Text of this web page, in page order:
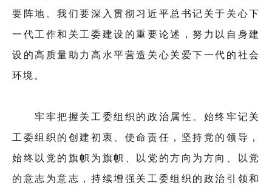
要阵地。我们要深入贯彻习近平总书记关于关心下
一代工作和关工委建设的重要论述，努力以自身建
设的高质量助力高水平营造关心关爱下一代的社会
环境。
牢牢把握关工委组织的政治属性。始终牢记关
工委组织的创建初衷、使命责任，坚持党的领导，
始终以党的旗帜为旗帜、以党的方向为方向、以党
的意志为意志，持续增强关工委组织的政治引领和